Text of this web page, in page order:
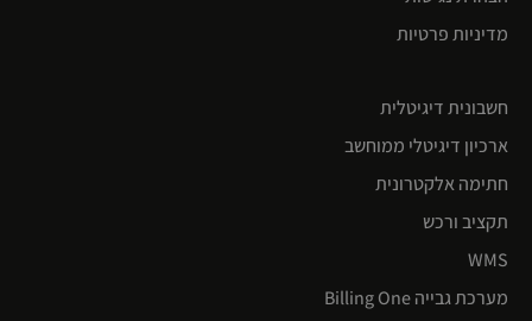
מדיניות פרטיות
חשבונית דיגיטלית
ארכיון דיגיטלי ממוחשב
חתימה אלקטרונית
תקציב ורכש
WMS
מערכת גבייה Billing One